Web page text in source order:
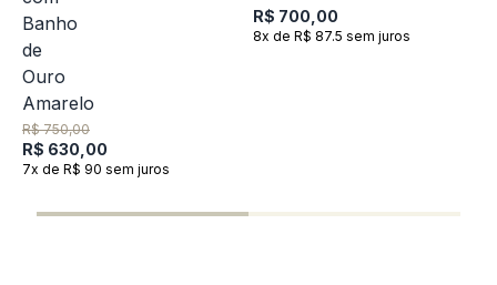
R$ 750,00
R$ 630,00
7x de R$ 90 sem juros
R$ 700,00
8x de R$ 87.5 sem juros